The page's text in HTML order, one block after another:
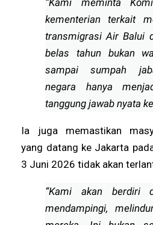
kementerian terkait
transmigrasi Air Balui
belas tahun bukan
sampai sumpah
negara hanya
tanggung jawab nyata
Ia juga memastikan
yang datang ke Jakarta
3 Juni 2026 tidak akan
“Kami akan berdiri
mendampingi,